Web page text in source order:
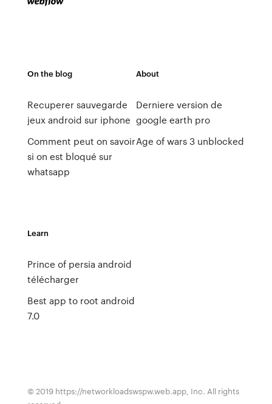
On the blog
Recuperer sauvegarde
jeux android sur iphone
Comment peut on savoir
si on est bloqué sur
whatsapp
About
Derniere version de
google earth pro
Age of wars 3 unblocked
Learn
Prince of persia android
télécharger
Best app to root android
7.0
© 2019 https://networkloadswspw.web.app, Inc. All rights